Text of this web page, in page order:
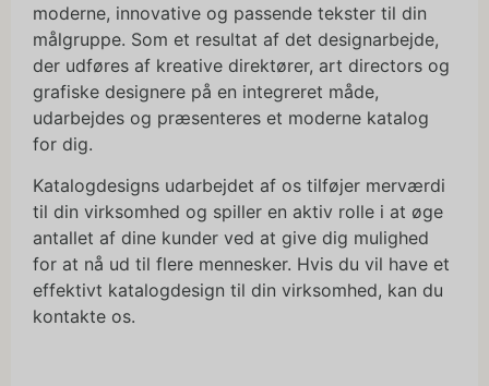
moderne, innovative og passende tekster til din
målgruppe. Som et resultat af det designarbejde,
der udføres af kreative direktører, art directors og
grafiske designere på en integreret måde,
udarbejdes og præsenteres et moderne katalog
for dig.
Katalogdesigns udarbejdet af os tilføjer merværdi
til din virksomhed og spiller en aktiv rolle i at øge
antallet af dine kunder ved at give dig mulighed
for at nå ud til flere mennesker. Hvis du vil have et
effektivt katalogdesign til din virksomhed, kan du
kontakte os.